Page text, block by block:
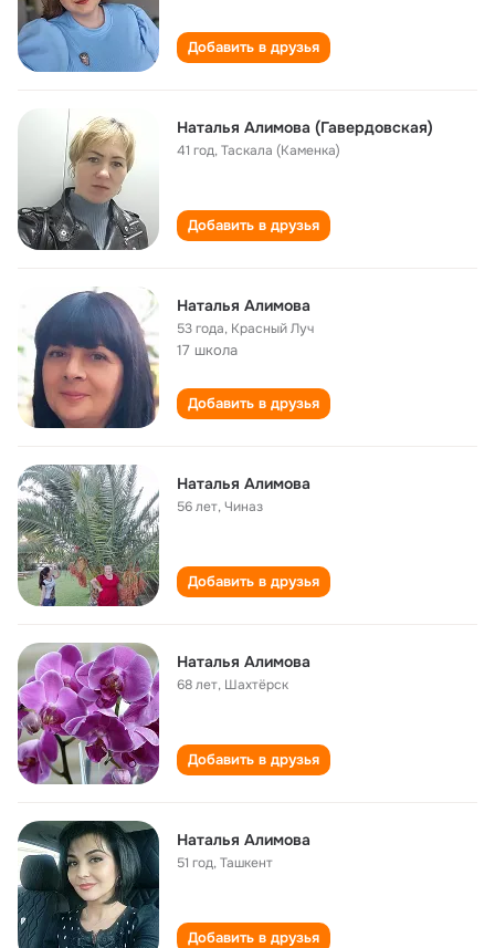
Добавить в друзья
Наталья Алимова (Гавердовская)
41 год,Таскала (Каменка)
Добавить в друзья
Наталья Алимова
53 года, Красный Луч
17 школа
Добавить в друзья
Наталья Алимова
56 лет,Чиназ
Добавить в друзья
Наталья Алимова
68 лет, Шахтёрск
Добавить в друзья
Наталья Алимова
51 год,Ташкент
Добавить в друзья